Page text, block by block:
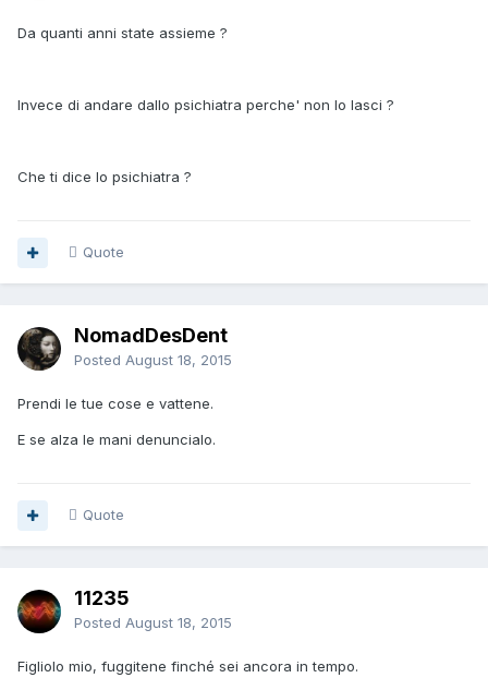
Da quanti anni state assieme ?
Invece di andare dallo psichiatra perche' non lo lasci ?
Che ti dice lo psichiatra ?
Quote
NomadDesDent
Posted August 18, 2015
Prendi le tue cose e vattene.
E se alza le mani denuncialo.
Quote
11235
Posted August 18, 2015
Figliolo mio, fuggitene finché sei ancora in tempo.